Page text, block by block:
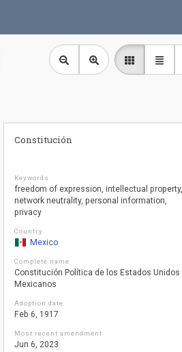
Constitución
Keywords
freedom of expression intellectual property
network neutrality personal information
privacy
Country
Mexico
Complete name
Constitución Política de los Estados Unidos
Mexicanos
Adoption date
Feb 6, 1917
Most recent amendment
Jun 6, 2023